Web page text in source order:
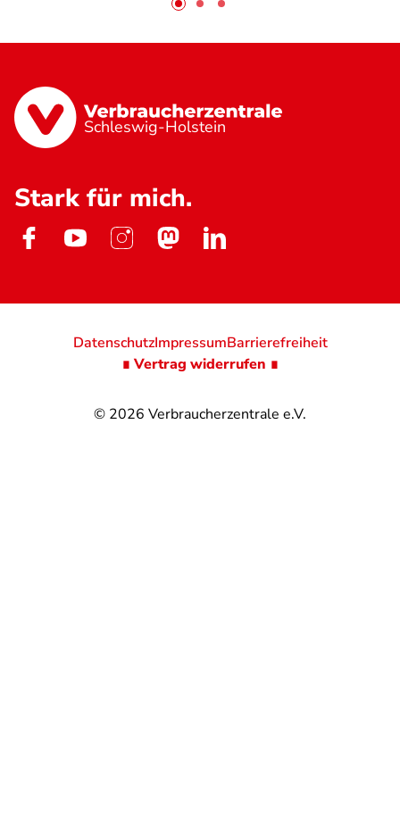
Schleswig-Holstein
Stark für mich.
© 2026 Verbraucherzentrale e.V.
DatenschutzImpressumBarrierefreiheit
∎ Vertrag widerrufen ∎